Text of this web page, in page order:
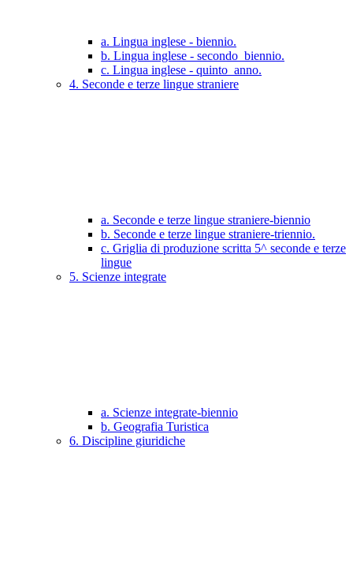
a. Lingua inglese - biennio.
b. Lingua inglese - secondo_biennio.
c. Lingua inglese - quinto_anno.
4. Seconde e terze lingue straniere
a. Seconde e terze lingue straniere-biennio
b. Seconde e terze lingue straniere-triennio.
c. Griglia di produzione scritta 5^ seconde e terze
lingue
5. Scienze integrate
a. Scienze integrate-biennio
b. Geografia Turistica
6. Discipline giuridiche